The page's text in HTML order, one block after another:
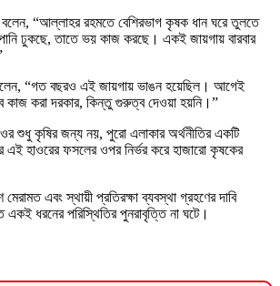
“আল্লাহর রহমতে বেশিরভাগ কৃষক ধান ঘরে তুলতে
ঢুকছে, তাতে ভয় কাজ করছে। একই জায়গায় বারবার
“গত বছরও এই জায়গায় ভাঙন হয়েছিল। আগেই
কাজ করা দরকার, কিন্তু গুরুত্ব দেওয়া হয়নি।”
শুধু কৃষির জন্য নয়, পুরো এলাকার অর্থনীতির একটি
হাওরের ফসলের ওপর নির্ভর করে হাজারো কৃষকের
এবং স্থায়ী প্রতিরক্ষা ব্যবস্থা গ্রহণের দাবি
একই ধরনের পরিস্থিতির পুনরাবৃত্তি না ঘটে।